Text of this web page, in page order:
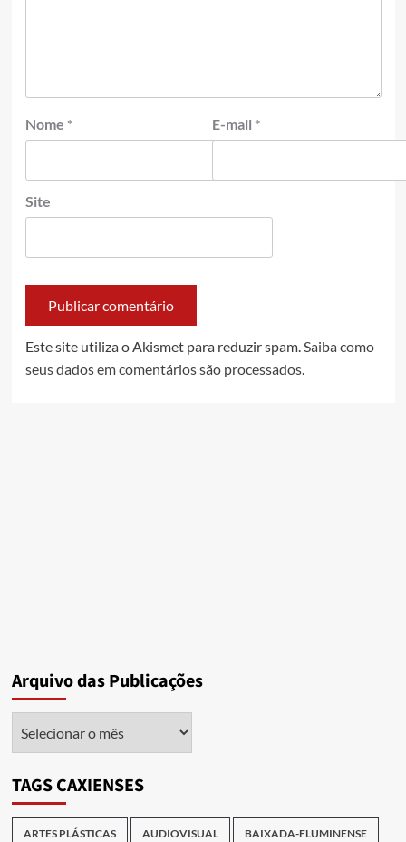
Nome * E-mail *
Site
Este site utiliza o Akismet para reduzir spam.Saiba como
seus dados em comentários são processados.
Arquivo das Publicações
TAGS CAXIENSES
ARTES PLÁSTICAS AUDIOVISUAL BAIXADA-FLUMINENSE